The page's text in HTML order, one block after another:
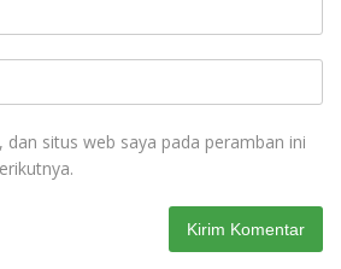
dan situs web saya pada peramban ini